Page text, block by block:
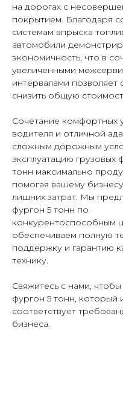
на дорогах с
покрытием. Благодаря
системам впрыска
автомобили
экономичность, что в
увеличенными
интервалами позволяет
снизить общую
Сочетание комфортных
водителя и отличной
сложным дорожным
эксплуатацию грузовых
тонн максимально
помогая вашему
лишних затрат. Мы
фургон 5 тонн по
конкурентоспособным
обеспечиваем полную
поддержку и гарантию
технику.
Свяжитесь с нами,
фургон 5 тонн, который
соответствует
бизнеса.